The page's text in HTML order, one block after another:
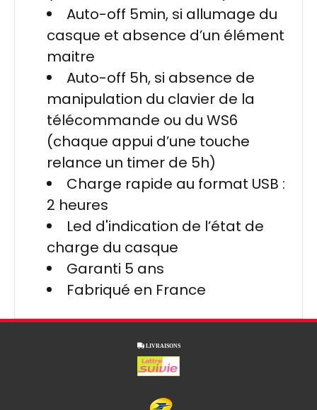
Auto-off 5min, si allumage du
casque et absence d’un élément
maitre
Auto-off 5h, si absence de
manipulation du clavier de la
télécommande ou du WS6
(chaque appui d’une touche
relance un timer de 5h)
Charge rapide au format USB :
2 heures
Led d'indication de l’état de
charge du casque
Garanti 5 ans
Fabriqué en France
 LIVRAISONS